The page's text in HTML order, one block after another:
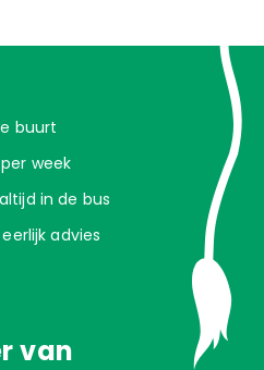
buurt
week
in de bus
advies
van